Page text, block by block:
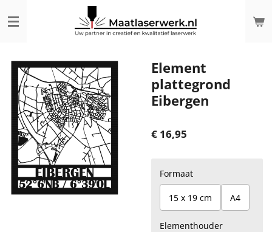
direct
hoofdinhoud
Element
plattegrond
Eibergen
€ 16,95
Formaat
15 x 19 cm A4
Elementhouder